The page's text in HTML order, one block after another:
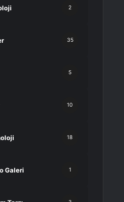
2
35
5
10
18
Galeri 1